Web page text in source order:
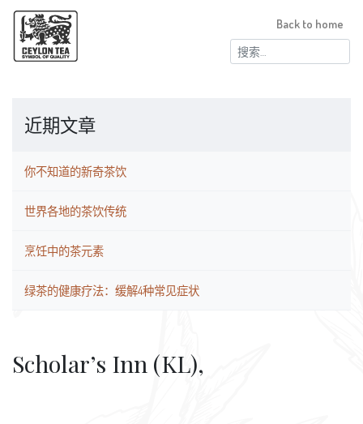
搜
索：
Back to home
近期文章
你不知道的新奇茶饮
世界各地的茶饮传统
烹饪中的茶元素
绿茶的健康疗法：缓解4种常见症状
Scholar’s Inn (KL),